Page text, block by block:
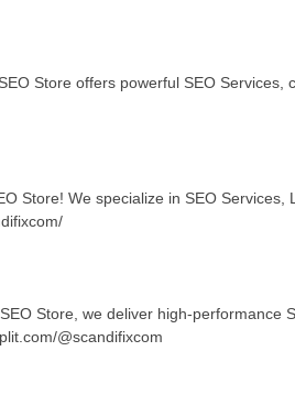
Store offers powerful SEO
Store! We specialize in SEO
Store, we deliver high-
@scandifixcom